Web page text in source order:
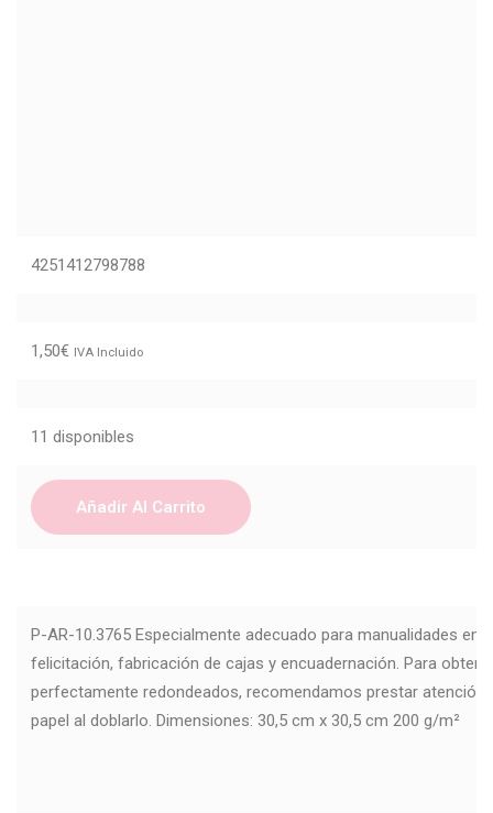
4251412798788
1,50€ IVA Incluido
11 disponibles
Añadir Al Carrito
P-AR-10.3765 Especialmente adecuado para manualidades en
felicitación, fabricación de cajas y encuadernación. Para
perfectamente redondeados, recomendamos prestar atención
papel al doblarlo. Dimensiones: 30,5 cm x 30,5 cm 200 g/m²